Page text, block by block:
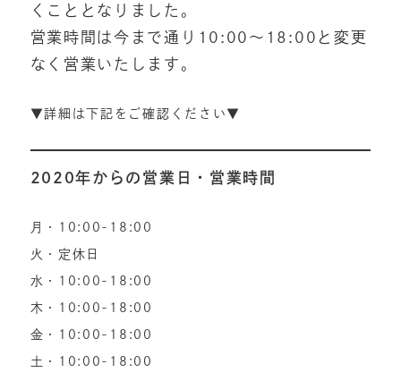
くこととなりました。
営業時間は今まで通り10:00〜18:00と変更
なく営業いたします。
▼詳細は下記をご確認ください▼
2020年からの営業日・営業時間
月・10:00-18:00
火・定休日
水・10:00-18:00
木・10:00-18:00
金・10:00-18:00
土・10:00-18:00